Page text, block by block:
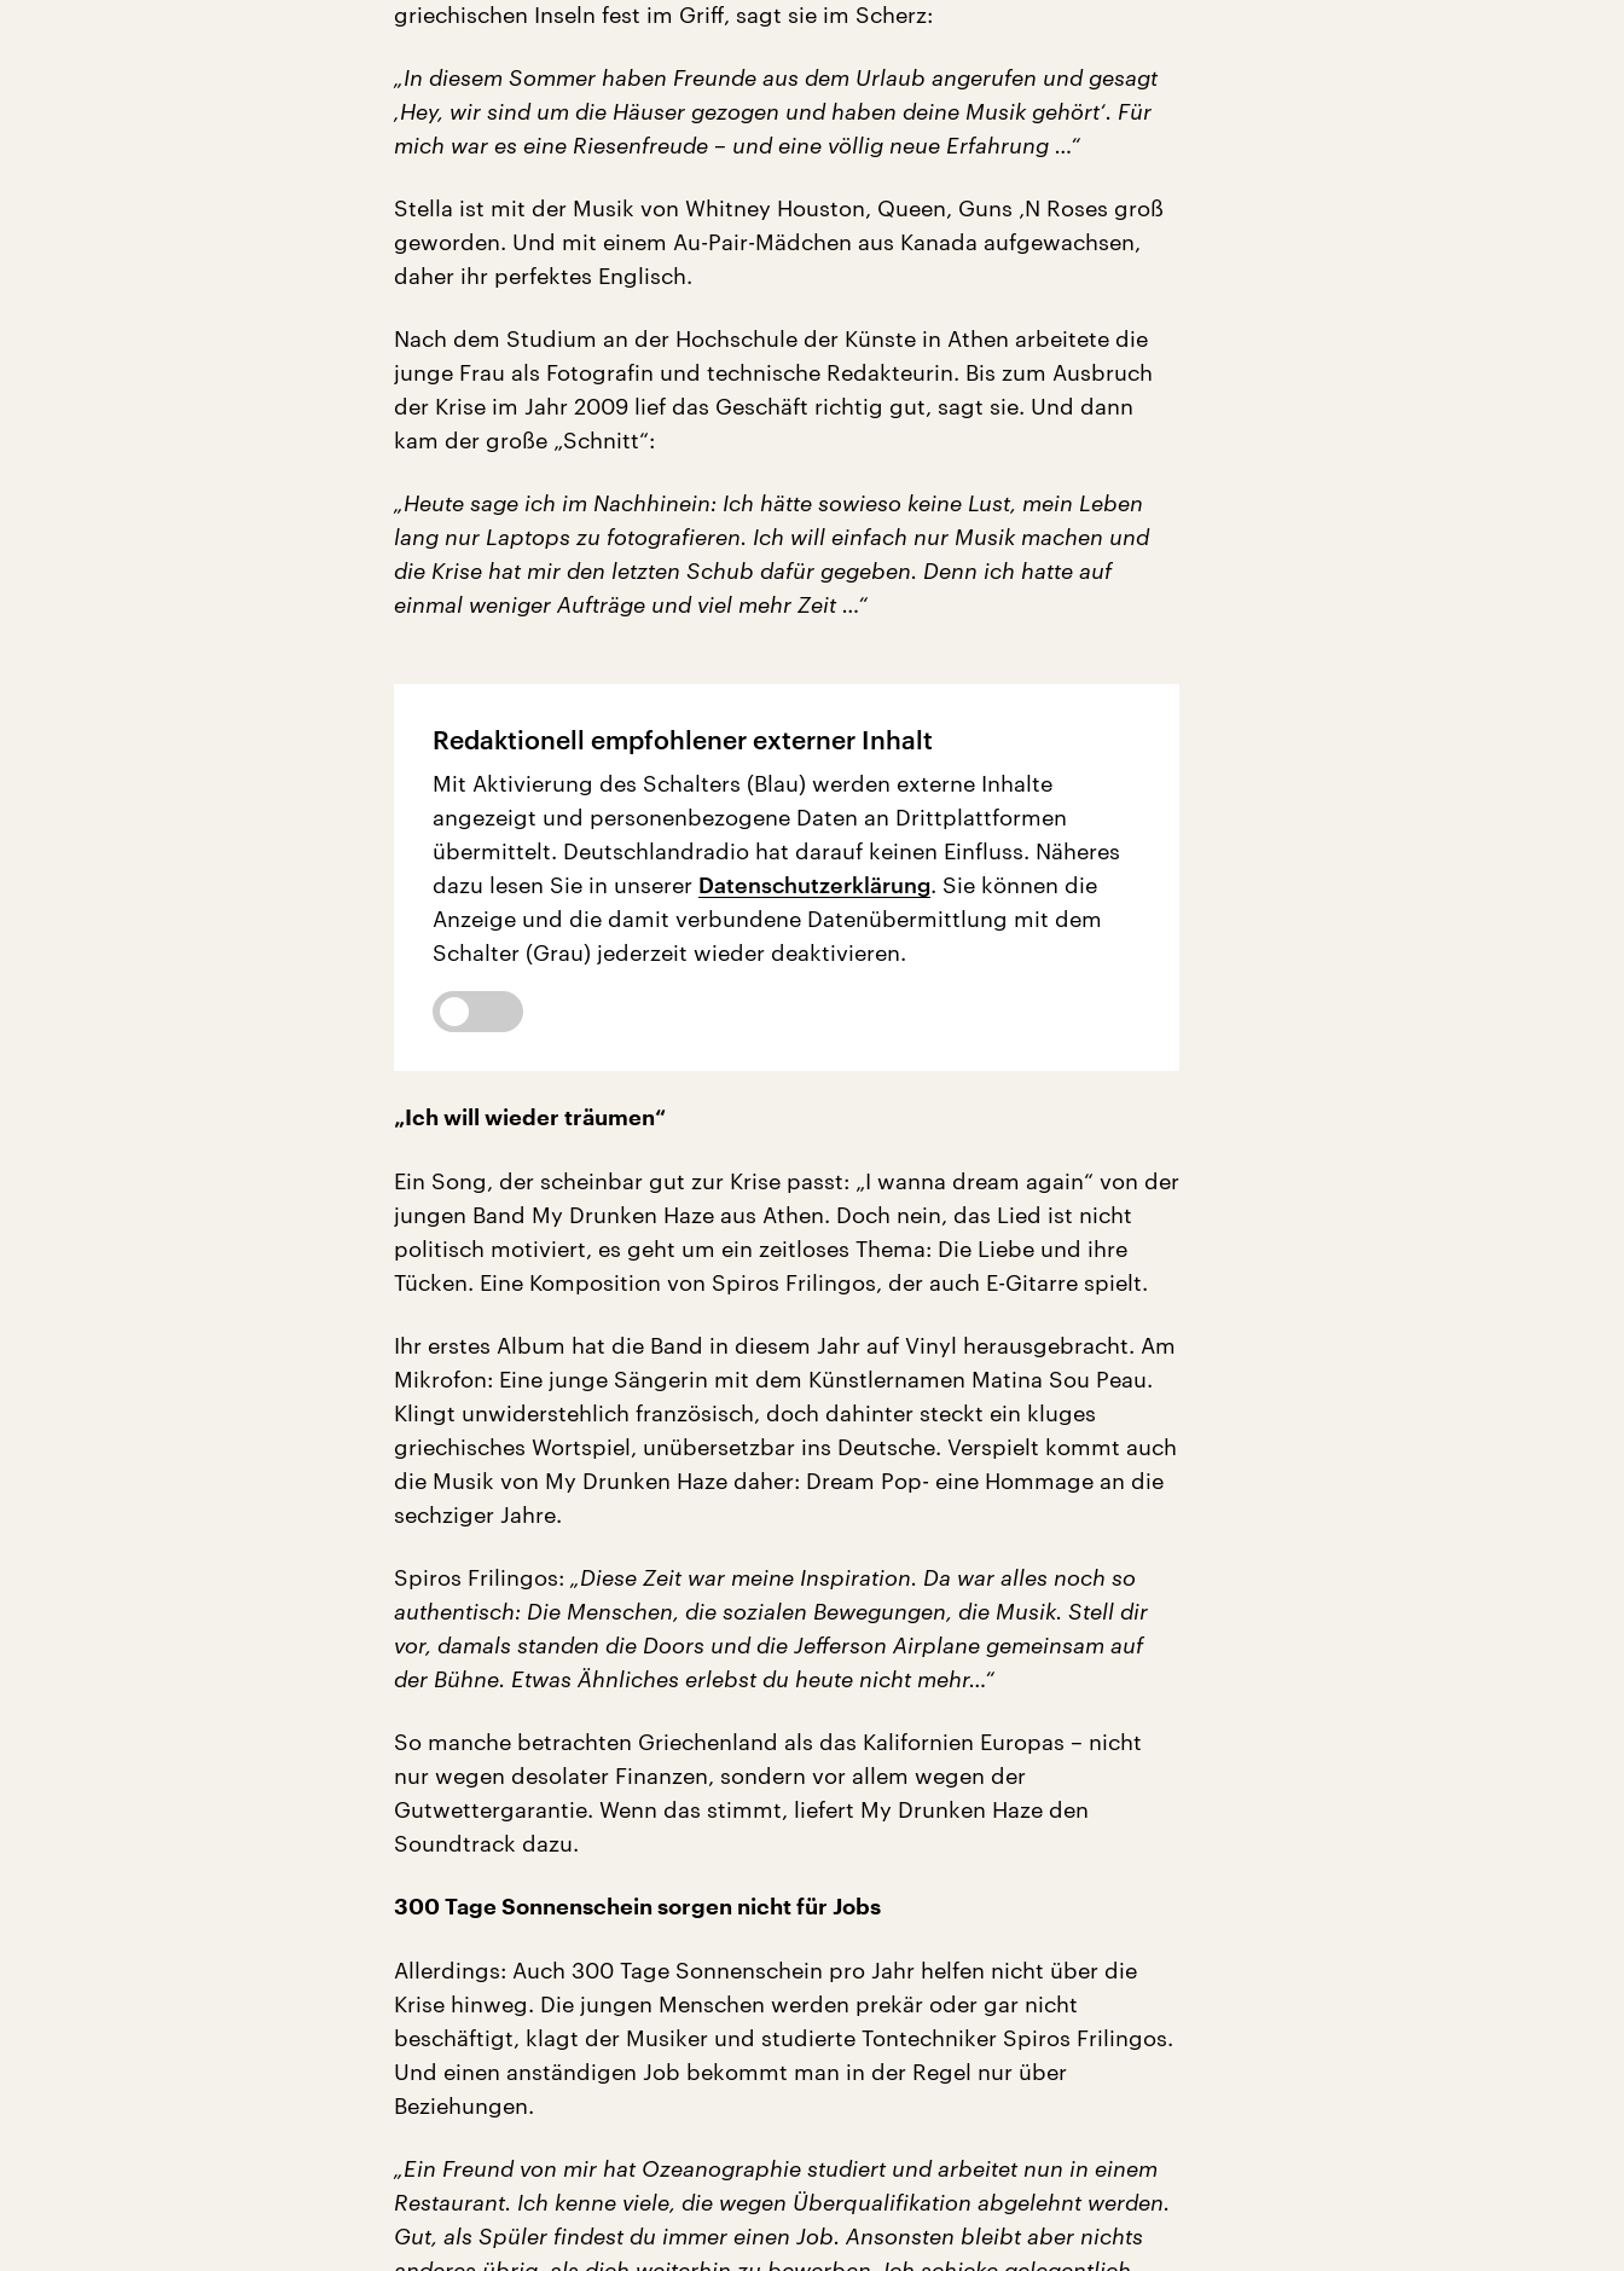
griechischen Inseln fest im Griff, sagt sie im Scherz:
„In diesem Sommer haben Freunde aus dem Urlaub angerufen und gesagt
‚Hey, wir sind um die Häuser gezogen und haben deine Musik gehört‘. Für
mich war es eine Riesenfreude – und eine völlig neue Erfahrung …“
Stella ist mit der Musik von Whitney Houston, Queen, Guns ‚N Roses groß
geworden. Und mit einem Au-Pair-Mädchen aus Kanada aufgewachsen,
daher ihr perfektes Englisch.
Nach dem Studium an der Hochschule der Künste in Athen arbeitete die
junge Frau als Fotografin und technische Redakteurin. Bis zum Ausbruch
der Krise im Jahr 2009 lief das Geschäft richtig gut, sagt sie. Und dann
kam der große „Schnitt“:
„Heute sage ich im Nachhinein: Ich hätte sowieso keine Lust, mein Leben
lang nur Laptops zu fotografieren. Ich will einfach nur Musik machen und
die Krise hat mir den letzten Schub dafür gegeben. Denn ich hatte auf
einmal weniger Aufträge und viel mehr Zeit …“
Redaktionell empfohlener externer Inhalt
Mit Aktivierung des Schalters (Blau) werden externe Inhalte
angezeigt und personenbezogene Daten an Drittplattformen
übermittelt. Deutschlandradio hat darauf keinen Einfluss. Näheres
dazu lesen Sie in unserer Datenschutzerklärung. Sie können die
Anzeige und die damit verbundene Datenübermittlung mit dem
Schalter (Grau) jederzeit wieder deaktivieren.
„Ich will wieder träumen“
Ein Song, der scheinbar gut zur Krise passt: „I wanna dream again“ von der
jungen Band My Drunken Haze aus Athen. Doch nein, das Lied ist nicht
politisch motiviert, es geht um ein zeitloses Thema: Die Liebe und ihre
Tücken. Eine Komposition von Spiros Frilingos, der auch E-Gitarre spielt.
Ihr erstes Album hat die Band in diesem Jahr auf Vinyl herausgebracht. Am
Mikrofon: Eine junge Sängerin mit dem Künstlernamen Matina Sou Peau.
Klingt unwiderstehlich französisch, doch dahinter steckt ein kluges
griechisches Wortspiel, unübersetzbar ins Deutsche. Verspielt kommt auch
die Musik von My Drunken Haze daher: Dream Pop- eine Hommage an die
sechziger Jahre.
Spiros Frilingos: „Diese Zeit war meine Inspiration. Da war alles noch so
authentisch: Die Menschen, die sozialen Bewegungen, die Musik. Stell dir
vor, damals standen die Doors und die Jefferson Airplane gemeinsam auf
der Bühne. Etwas Ähnliches erlebst du heute nicht mehr…“
So manche betrachten Griechenland als das Kalifornien Europas – nicht
nur wegen desolater Finanzen, sondern vor allem wegen der
Gutwettergarantie. Wenn das stimmt, liefert My Drunken Haze den
Soundtrack dazu.
300 Tage Sonnenschein sorgen nicht für Jobs
Allerdings: Auch 300 Tage Sonnenschein pro Jahr helfen nicht über die
Krise hinweg. Die jungen Menschen werden prekär oder gar nicht
beschäftigt, klagt der Musiker und studierte Tontechniker Spiros Frilingos.
Und einen anständigen Job bekommt man in der Regel nur über
Beziehungen.
„Ein Freund von mir hat Ozeanographie studiert und arbeitet nun in einem
Restaurant. Ich kenne viele, die wegen Überqualifikation abgelehnt werden.
Gut, als Spüler findest du immer einen Job. Ansonsten bleibt aber nichts